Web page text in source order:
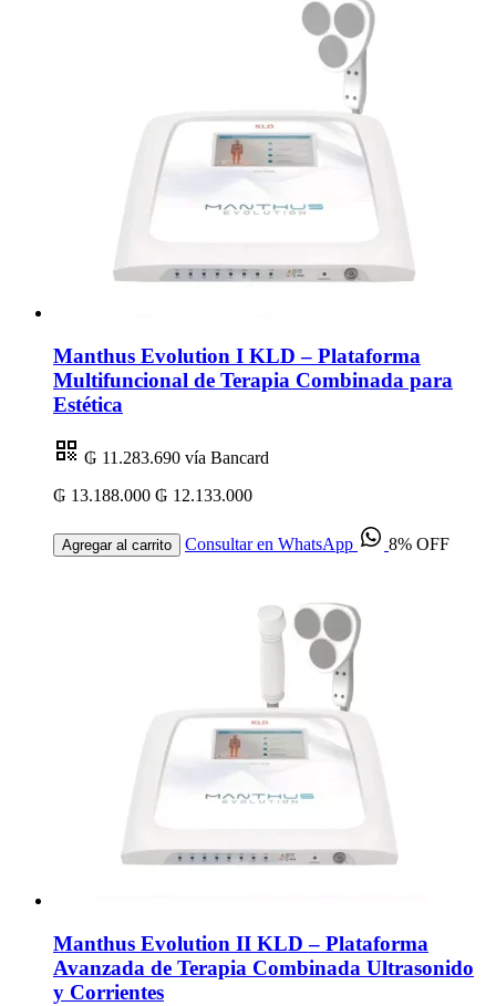
Manthus Evolution I KLD – Plataforma
Multifuncional de Terapia Combinada para
Estética
₲ 11.283.690 vía Bancard
₲ 13.188.000 ₲ 12.133.000
Agregar al carrito Consultar en WhatsApp 8% OFF
Manthus Evolution II KLD – Plataforma
Avanzada de Terapia Combinada Ultrasonido
y Corrientes